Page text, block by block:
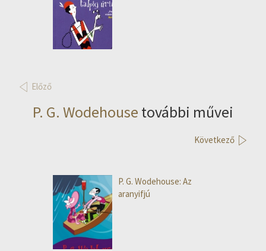
Előző
P. G. Wodehouse további művei
Következő
P. G. Wodehouse: Az
aranyifjú